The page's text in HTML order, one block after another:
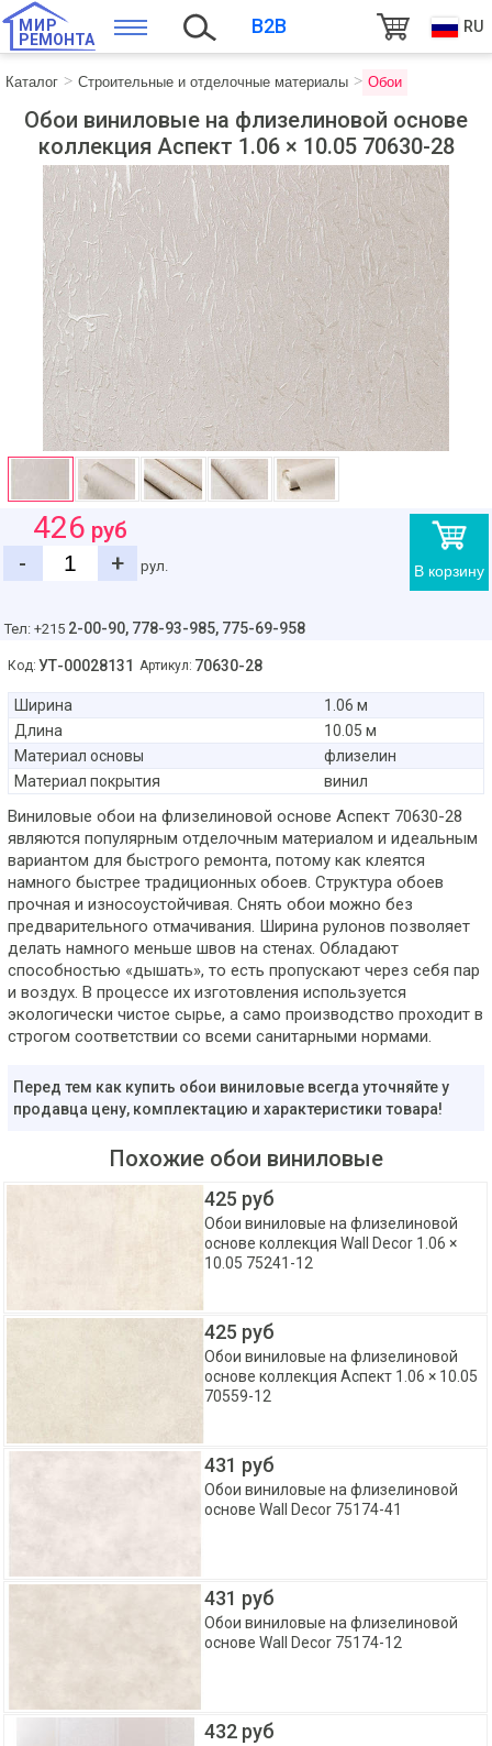
МИР
РЕМОНТА
B2B RU
Каталог Строительные и отделочные материалы Обои
Обои виниловые на флизелиновой основе
коллекция Аспект 1.06 × 10.05 70630-28
В корзину
426 руб
-
+ рул.
Тел: +215 2-00-90, 778-93-985, 775-69-958
Код: УТ-00028131 Артикул: 70630-28
Ширина
1.06 м
Длина
10.05 м
Материал основы
флизелин
Материал покрытия
винил
Виниловые обои на флизелиновой основе Аспект 70630-28
являются популярным отделочным материалом и идеальным
вариантом для быстрого ремонта, потому как клеятся
намного быстрее традиционных обоев. Структура обоев
прочная и износоустойчивая. Снять обои можно без
предварительного отмачивания. Ширина рулонов позволяет
делать намного меньше швов на стенах. Обладают
способностью «дышать», то есть пропускают через себя пар
и воздух. В процессе их изготовления используется
экологически чистое сырье, а само производство проходит в
строгом соответствии со всеми санитарными нормами.
Перед тем как купить обои виниловые всегда уточняйте у
продавца цену, комплектацию и характеристики товара!
Похожие обои виниловые
425 руб
Обои виниловые на флизелиновой
основе коллекция Wall Decor 1.06 ×
10.05 75241-12
425 руб
Обои виниловые на флизелиновой
основе коллекция Аспект 1.06 × 10.05
70559-12
431 руб
Обои виниловые на флизелиновой
основе Wall Decor 75174-41
431 руб
Обои виниловые на флизелиновой
основе Wall Decor 75174-12
432 руб